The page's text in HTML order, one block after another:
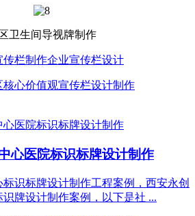
卫生间导视牌制作
传栏制作企业宣传栏设计
核心价值观宣传栏设计制作
心医院标识标牌设计制作
识标牌设计制作工程案例，西安永创
牌设计制作案例，以下是社 ...